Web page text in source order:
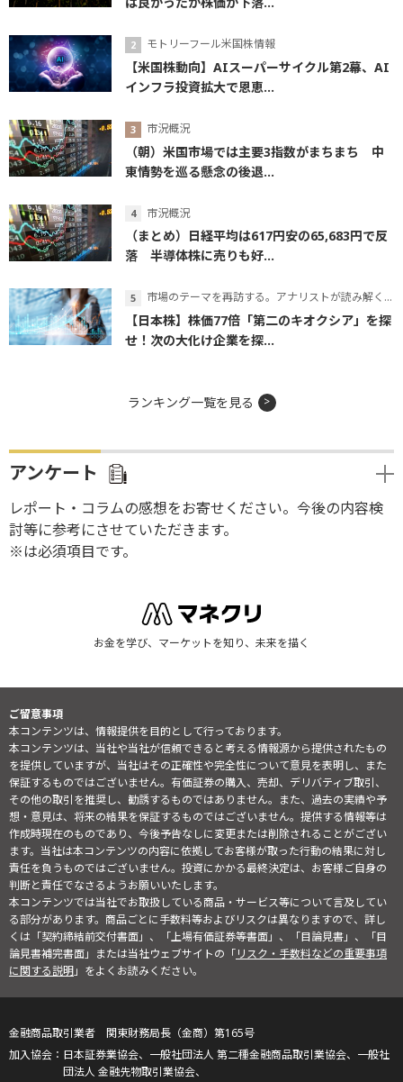
モトリーフール米国株情報
【米国株動向】AIスーパーサイクル第2幕、AI
インフラ投資拡大で恩恵...
市況概況
（朝）米国市場では主要3指数がまちまち 中
東情勢を巡る懸念の後退...
市況概況
（まとめ）日経平均は617円安の65,683円で反
落 半導体株に売りも好...
市場のテーマを再訪する。アナリストが読み解くテーマの本質
【日本株】株価77倍「第二のキオクシア」を探
せ！次の大化け企業を探...
ランキング一覧を見る
アンケート
レポート・コラムの感想をお寄せください。今後の内容検
討等に参考にさせていただきます。
※は必須項目です。
お金を学び、マーケットを知り、未来を描く
ご留意事項
本コンテンツは、情報提供を目的として行っております。
本コンテンツは、当社や当社が信頼できると考える情報源から提供されたもの
を提供していますが、当社はその正確性や完全性について意見を表明し、また
保証するものではございません。有価証券の購入、売却、デリバティブ取引、
その他の取引を推奨し、勧誘するものではありません。また、過去の実績や予
想・意見は、将来の結果を保証するものではございません。提供する情報等は
作成時現在のものであり、今後予告なしに変更または削除されることがござい
ます。当社は本コンテンツの内容に依拠してお客様が取った行動の結果に対し
責任を負うものではございません。投資にかかる最終決定は、お客様ご自身の
判断と責任でなさるようお願いいたします。
本コンテンツでは当社でお取扱している商品・サービス等について言及してい
る部分があります。商品ごとに手数料等およびリスクは異なりますので、詳し
くは「契約締結前交付書面」、「上場有価証券等書面」、「目論見書」、「目
論見書補完書面」または当社ウェブサイトの「リスク・手数料などの重要事項
に関する説明」をよくお読みください。
金融商品取引業者 関東財務局長（金商）第165号
日本証券業協会、一般社団法人 第二種金融商品取引業協会、一般社
団法人 金融先物取引業協会、